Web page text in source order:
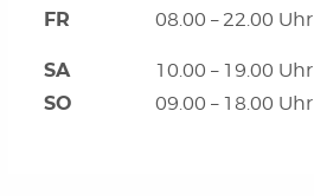
FR
08.00 – 22.00 Uhr
SA
10.00 – 19.00 Uhr
SO
09.00 – 18.00 Uhr